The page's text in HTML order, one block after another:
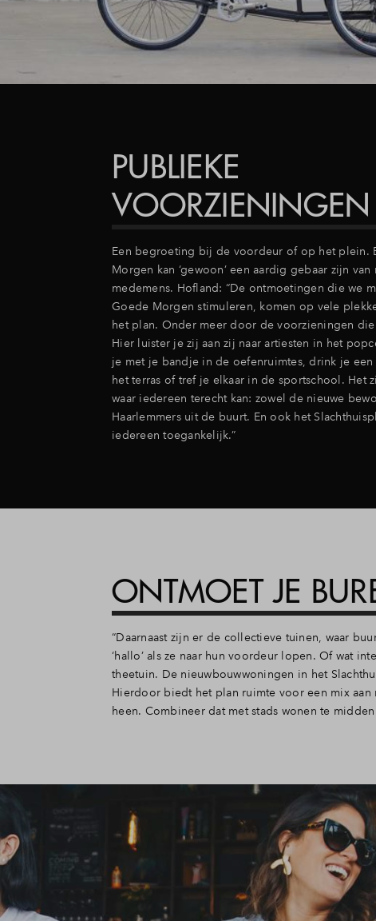
PUBLIEKE
VOORZIENINGEN
Een begroeting bij de voordeur of op het plein.
Morgen kan ‘gewoon’ een aardig gebaar zijn van
medemens. Hofland: “De ontmoetingen die we
Goede Morgen stimuleren, komen op vele
het plan. Onder meer door de voorzieningen
Hier luister je zij aan zij naar artiesten in het
je met je bandje in de oefenruimtes, drink je
het terras of tref je elkaar in de sportschool. Het
waar iedereen terecht kan: zowel de nieuwe
Haarlemmers uit de buurt. En ook het
iedereen toegankelijk.”
ONTMOET JE
“Daarnaast zijn er de collectieve tuinen, waar
‘hallo’ als ze naar hun voordeur lopen. Of wat
theetuin. De nieuwbouwwoningen in het
Hierdoor biedt het plan ruimte voor een mix
heen. Combineer dat met stads wonen te